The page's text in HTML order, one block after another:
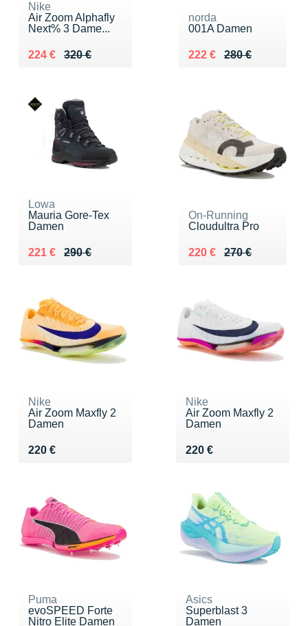
Nike
Air Zoom Alphafly
Next% 3 Dame...
320 €
Au lieu de 320 €
224 €
Vendu 224 €
norda
001A Damen
280 €
Au lieu de 280 €
222 €
Vendu 222 €
Lowa
Mauria Gore-Tex
Damen
290 €
Au lieu de 290 €
221 €
Vendu 221 €
On-Running
Cloudultra Pro
270 €
Au lieu de 270 €
220 €
Vendu 220 €
Nike
Air Zoom Maxfly 2
Damen
220 €
Vendu 220 €
Nike
Air Zoom Maxfly 2
Damen
220 €
Vendu 220 €
Puma
evoSPEED Forte
Nitro Elite Damen
Asics
Superblast 3
Damen